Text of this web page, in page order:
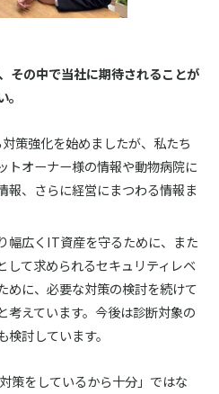
の中で当社に期待されることが
策強化を始めましたが、私たち
トオーナー様の情報や動物病院に
報、さらに経営にまつわる情報ま
幅広くIT資産を守るために、また
して求められるセキュリティレベ
めに、必要な対策の検討を続けて
考えています。今後は診断対象の
検討しています。
策をしているから十分」ではな